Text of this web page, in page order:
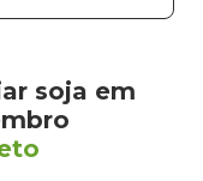
soja em